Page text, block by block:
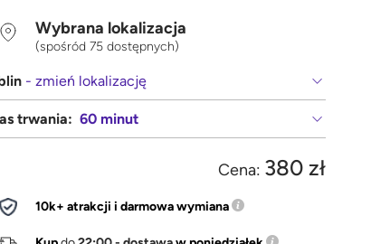
Wybrana lokalizacja
(spośród 75 dostępnych)
- zmień lokalizację
trwania:60 minut
Cena: 380 zł
10k+ atrakcji i darmowa wymiana